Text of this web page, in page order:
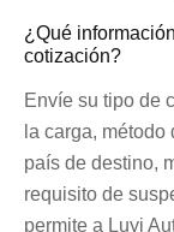
¿Qué
cotización?
Envíe su tipo de
la carga,
país de destino,
requisito de
permite a Luyi